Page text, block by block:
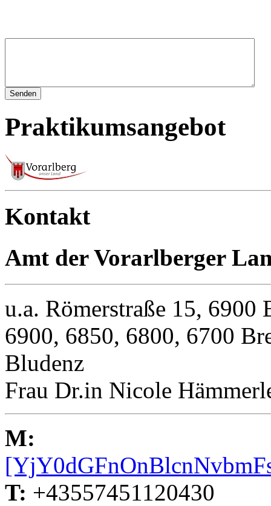
Praktikumsangebot
Kontakt
Amt der Vorarlberger
u.a. Römerstraße 15, 6900
6900, 6850, 6800, 6700
Bludenz
Frau Dr.in Nicole
M:
T: +43557451120430